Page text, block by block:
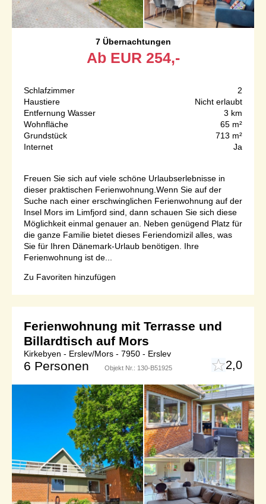
7 Übernachtungen
Ab EUR 254,-
Schlafzimmer
2
Haustiere
Nicht erlaubt
Entfernung Wasser
3 km
Wohnfläche
65 m²
Grundstück
713 m²
Internet
Ja
Freuen Sie sich auf viele schöne Urlaubserlebnisse in
dieser praktischen Ferienwohnung.Wenn Sie auf der
Suche nach einer erschwinglichen Ferienwohnung auf der
Insel Mors im Limfjord sind, dann schauen Sie sich diese
Möglichkeit einmal genauer an. Neben genügend Platz für
die ganze Familie bietet dieses Feriendomizil alles, was
Sie für Ihren Dänemark-Urlaub benötigen. Ihre
Ferienwohnung ist de...
Zu Favoriten hinzufügen
Ferienwohnung mit Terrasse und
Billardtisch auf Mors
Kirkebyen - Erslev/Mors - 7950 - Erslev
6 Personen Objekt Nr.: 130-B51925 2,0